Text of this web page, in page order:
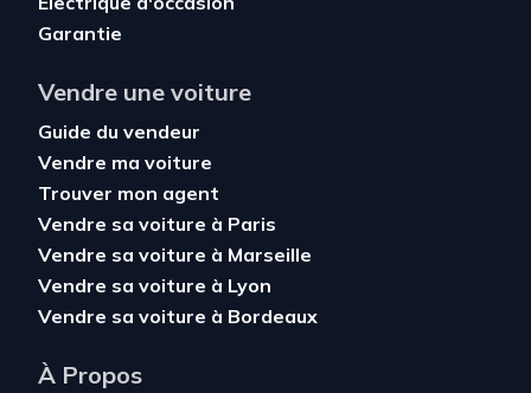
Garantie
Vendre une voiture
Guide du vendeur
Vendre ma voiture
Trouver mon agent
Vendre sa voiture à Paris
Vendre sa voiture à Marseille
Vendre sa voiture à Lyon
Vendre sa voiture à Bordeaux
À Propos